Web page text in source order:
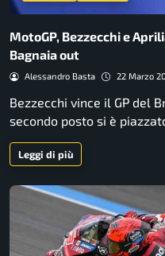
MotoGP, Bezzecchi e
Bagnaia out
Alessandro Basta 22 Marzo
Bezzecchi vince il GP del
secondo posto si è
Leggi di più